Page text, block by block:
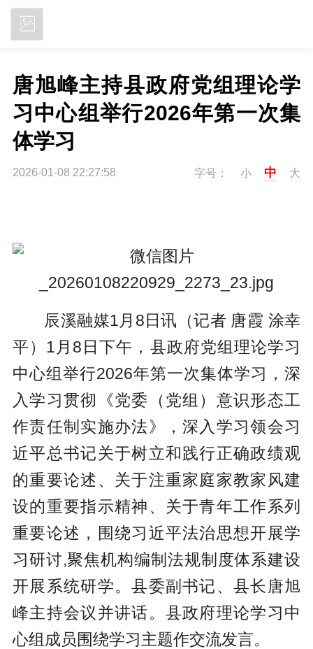
唐旭峰主持县政府党组理论学
习中心组举行2026年第一次集
体学习
2026-01-08 22:27:58 字号： 小 中 大
辰溪融媒1月8日讯（记者 唐霞 涂幸
平）1月8日下午，县政府党组理论学习
中心组举行2026年第一次集体学习，深
入学习贯彻《党委（党组）意识形态工
作责任制实施办法》，深入学习领会习
近平总书记关于树立和践行正确政绩观
的重要论述、关于注重家庭家教家风建
设的重要指示精神、关于青年工作系列
重要论述，围绕习近平法治思想开展学
习研讨,聚焦机构编制法规制度体系建设
开展系统研学。县委副书记、县长唐旭
峰主持会议并讲话。县政府理论学习中
心组成员围绕学习主题作交流发言。